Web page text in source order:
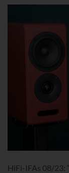
HiFi-IFAs 08/23: